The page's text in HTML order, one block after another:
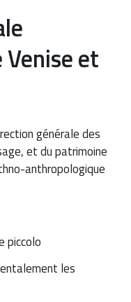
Venise et
générale des
et du patrimoine
anthropologique
les